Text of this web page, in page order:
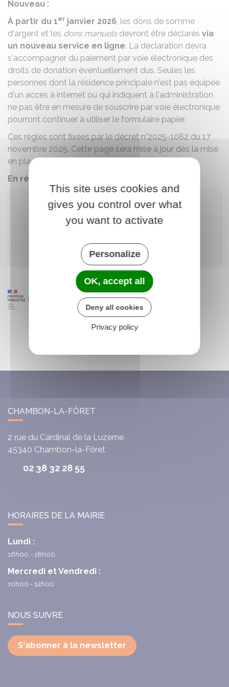
Nouveau :
À partir du 1er janvier 2026, les dons de somme
d'argent et les dons manuelsdevront être déclarés via
un nouveau service en ligne. La déclaration devra
s'accompagner du paiement par voie électronique des
droits de donation éventuellement dus. Seules les
personnes dont la résidence principale n'est pas équipée
d'un accès à internet ou qui indiquent à l'administration
ne pas être en mesure de souscrire par voie électronique
pourront continuer à utiliser le formulaire papier.
Ces règles sont fixées par le décret n°2025-1082 du 17
novembre 2025. Cette page sera mise à jour dès la mise
en place du nouveau service en ligne.
En résumé :
Télécharger le formulaire
CHAMBON-LA-FÔRET
2 rue du Cardinal de la Luzerne
45340 Chambon-la-Fôret
02 38 32 28 55
HORAIRES DE LA MAIRIE
Lundi :
16h00 - 18h00
Mercredi et Vendredi :
10h00 - 12h00
NOUS SUIVRE
S'abonner à la newsletter
This site uses cookies and
gives you control over what
you want to activate
Personalize
OK, accept all
Deny all cookies
Privacy policy